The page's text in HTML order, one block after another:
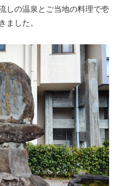
しの温泉とご当地の料理で壱
ました。